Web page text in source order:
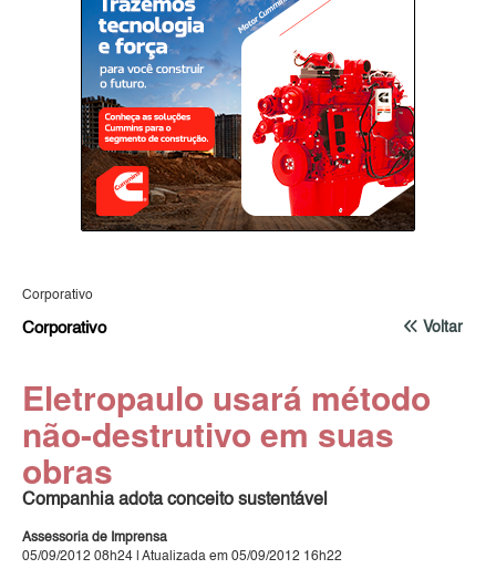
Corporativo
Voltar
Corporativo
Eletropaulo usará método
não-destrutivo em suas
obras
Companhia adota conceito sustentável
Assessoria de Imprensa
05/09/2012 08h24 | Atualizada em 05/09/2012 16h22